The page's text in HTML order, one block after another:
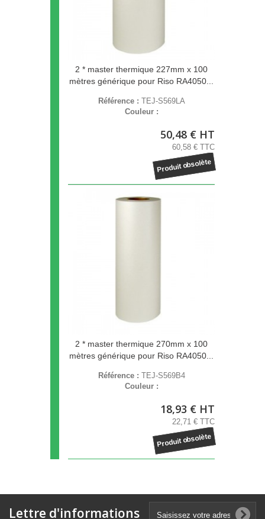
2 * master thermique 227mm x 100
mètres générique pour Riso RA4050...
Référence : TEJ-S569LA
Couleur :
50,48 € HT
60,58 € TTC
Produit obsolète
2 * master thermique 270mm x 100
mètres générique pour Riso RA4050...
Référence : TEJ-S569B4
Couleur :
18,93 € HT
22,71 € TTC
Produit obsolète
Lettre d'informations